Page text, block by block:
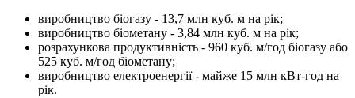
виробництво біогазу - 13,7 млн куб. м на рік;
виробництво біометану - 3,84 млн куб. м на рік;
розрахункова продуктивність - 960 куб. м/год біогазу або
525 куб. м/год біометану;
виробництво електроенергії - майже 15 млн кВт-год на
рік.